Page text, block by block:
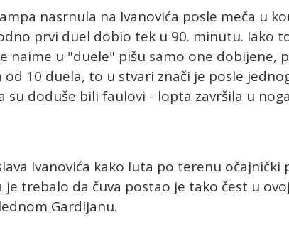
nasrnula na Ivanovića posle meča u
prvi duel dobio tek u 90. minutu. Iako
naime u "duele" pišu samo one dobijene,
od 10 duela, to u stvari znači je posle
su doduše bili faulovi - lopta završila u
Ivanovića kako luta po terenu očajnički
je trebalo da čuva postao je tako čest u
Gardijanu.